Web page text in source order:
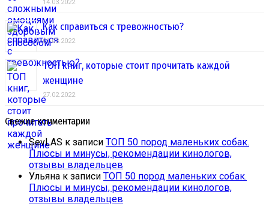
14.03.2022
Как справиться с тревожностью?
01.03.2022
ТОП книг, которые стоит прочитать каждой
женщине
27.02.2022
Свежие комментарии
SevLAS к записи ТОП 50 пород маленьких собак.
Плюсы и минусы, рекомендации кинологов,
отзывы владельцев
Ульяна к записи ТОП 50 пород маленьких собак.
Плюсы и минусы, рекомендации кинологов,
отзывы владельцев